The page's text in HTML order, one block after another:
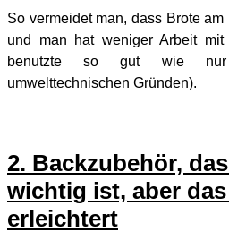
So vermeidet man, dass Brote
und man hat weniger Arbeit mit
benutzte so gut wie nur
umwelttechnischen Gründen).
2. Backzubehör,
wichtig ist, aber
erleichtert